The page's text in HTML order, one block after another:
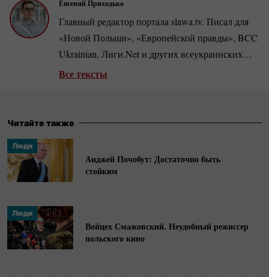
Евгений Приходько
Главный редактор портала slawa.tv. Писал для
«Новой Польши», «Европейской правды», BCC
Ukrainian, Лиги.Net и других всеукраинских
изданий. Автор репортажей, в частности, из
Все тексты
Читайте также
Люди
Анджей Почобут: Достаточно быть
стойким
Люди
Войцех Смажовский. Неудобный режиссер
польского кино